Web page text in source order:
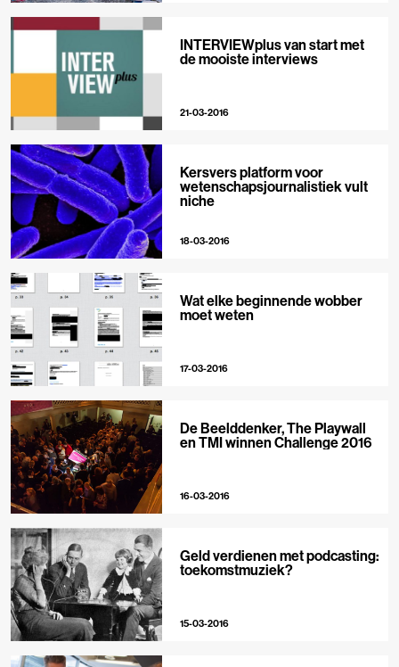
INTERVIEWplus van start met
de mooiste interviews
21-03-2016
Kersvers platform voor
wetenschapsjournalistiek vult
niche
18-03-2016
Wat elke beginnende wobber
moet weten
17-03-2016
De Beelddenker, The Playwall
en TMI winnen Challenge 2016
16-03-2016
Geld verdienen met podcasting:
toekomstmuziek?
15-03-2016